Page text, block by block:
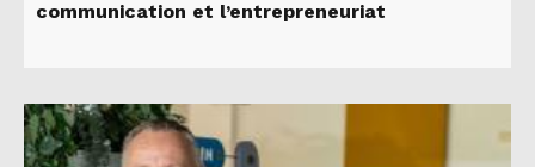
communication et l’entrepreneuriat